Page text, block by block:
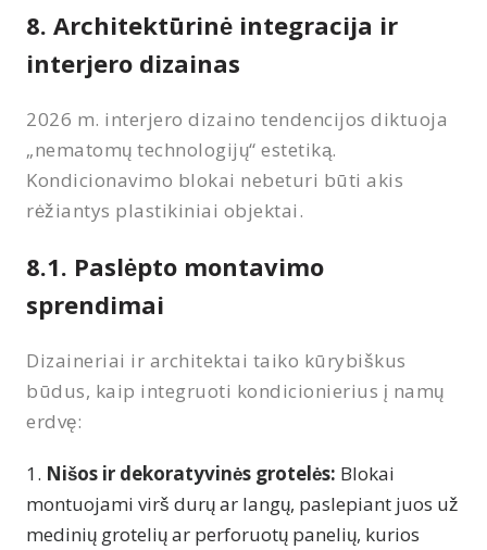
8. Architektūrinė integracija ir
interjero dizainas
2026 m. interjero dizaino tendencijos diktuoja
„nematomų technologijų“ estetiką.
Kondicionavimo blokai nebeturi būti akis
rėžiantys plastikiniai objektai.
8.1. Paslėpto montavimo
sprendimai
Dizaineriai ir architektai taiko kūrybiškus
būdus, kaip integruoti kondicionierius į namų
erdvę:
Nišos ir dekoratyvinės grotelės: Blokai
montuojami virš durų ar langų, paslepiant juos už
medinių grotelių ar perforuotų panelių, kurios